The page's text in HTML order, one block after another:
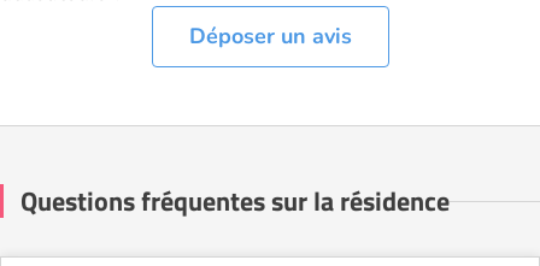
Déposer un avis
Questions fréquentes sur la résidence